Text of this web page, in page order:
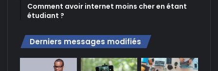
Comment avoir internet moins cher en étant
étudiant ?
Derniers messages modifiés